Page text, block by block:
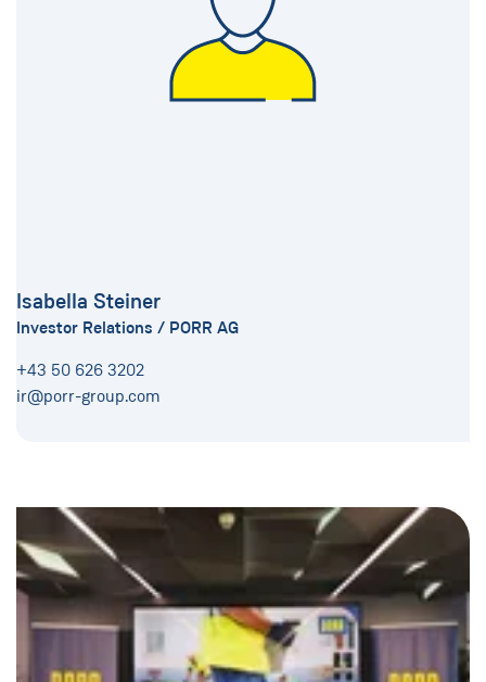
Isabella Steiner
Investor Relations / PORR AG
+43 50 626 3202
ir@porr-group.com